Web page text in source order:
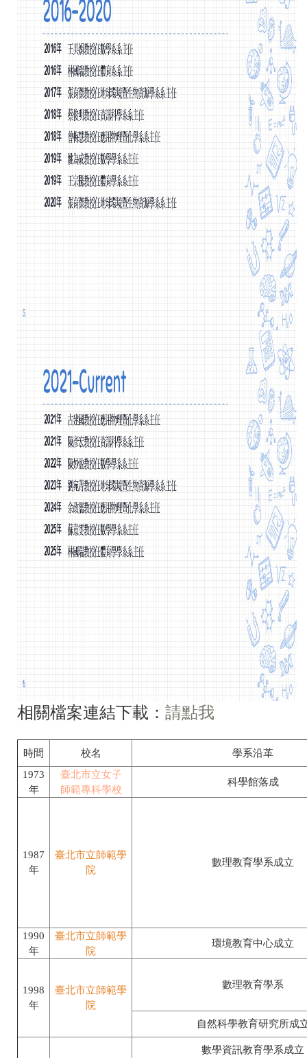
相關檔案連結下載： 請點我
時間 校名
學系沿革
1973
年
臺北市立女子
師範專科學校
科學館落成
1987
年
臺北市立師範學
院
數理教育學系成立
1990
年
臺北市立師範學
院
環境教育中心成立
1998
年
臺北市立師範學
院
數理教育學系
自然科學教育研究所成
數學資訊教育學系成立